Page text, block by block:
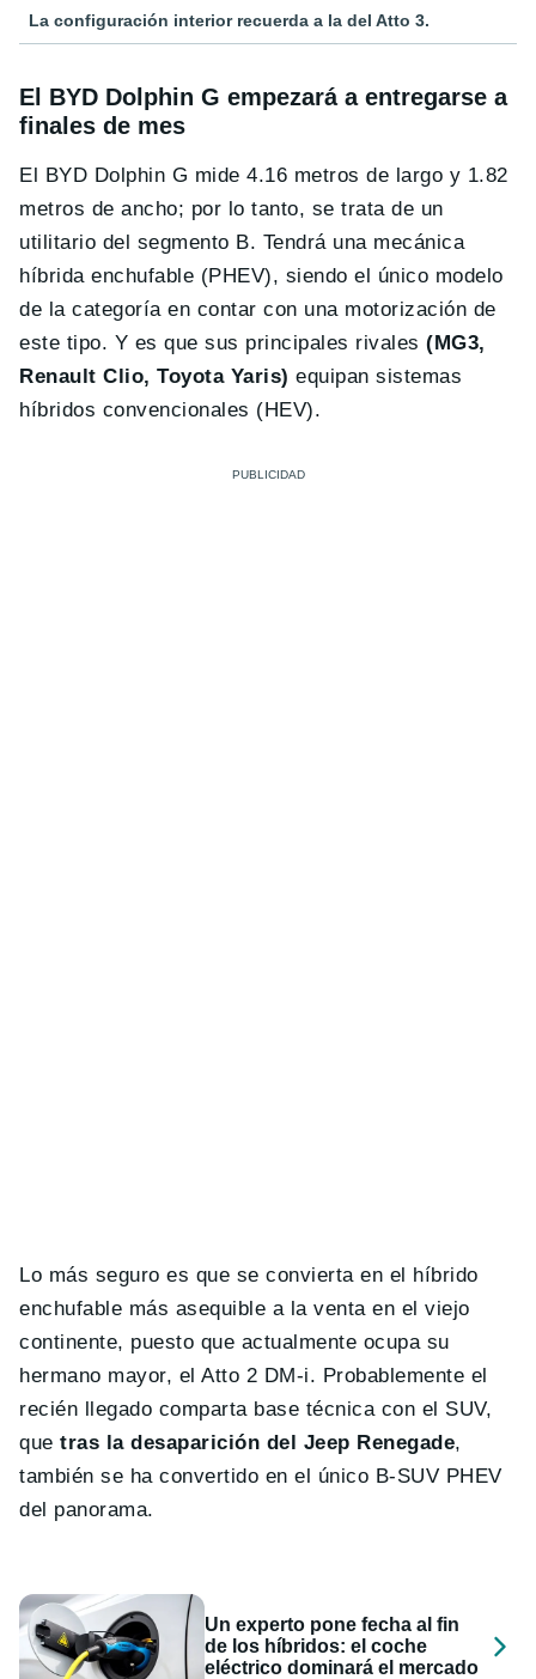
La configuración interior recuerda a la del Atto 3.
El BYD Dolphin G empezará a entregarse a
finales de mes
El BYD Dolphin G mide 4.16 metros de largo y 1.82
metros de ancho; por lo tanto, se trata de un
utilitario del segmento B. Tendrá una mecánica
híbrida enchufable (PHEV), siendo el único modelo
de la categoría en contar con una motorización de
este tipo. Y es que sus principales rivales (MG3,
Renault Clio, Toyota Yaris) equipan sistemas
híbridos convencionales (HEV).
Lo más seguro es que se convierta en el híbrido
enchufable más asequible a la venta en el viejo
continente, puesto que actualmente ocupa su
hermano mayor, el Atto 2 DM-i. Probablemente el
recién llegado comparta base técnica con el SUV,
que tras la desaparición del Jeep Renegade,
también se ha convertido en el único B-SUV PHEV
del panorama.
Un experto pone fecha al fin
de los híbridos: el coche
eléctrico dominará el mercado